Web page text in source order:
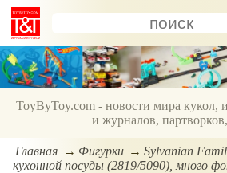
ToyByToy.com - новости мира кукол,
и журналов,
Главная Фигурки
Sylvanian
кухонной посуды (2819/5090), много